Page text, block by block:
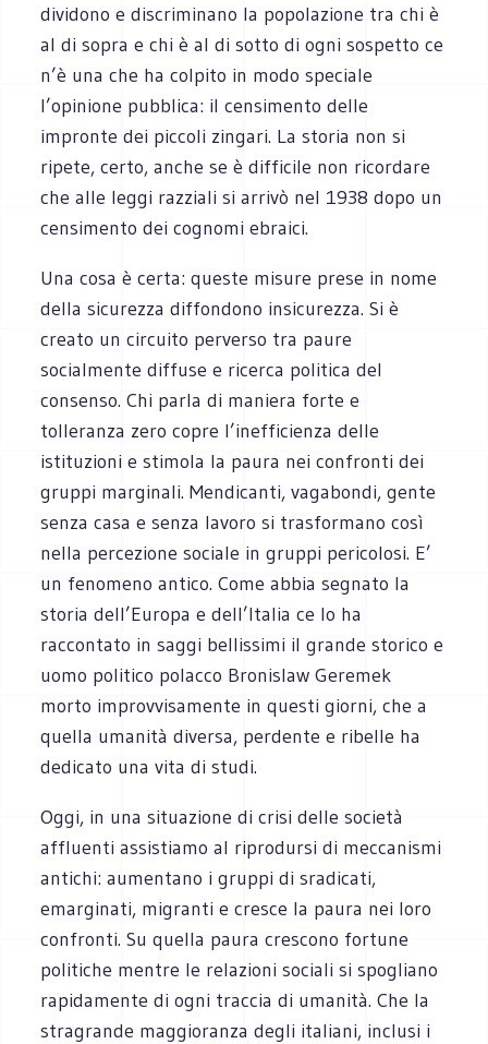
dividono e discriminano la popolazione tra chi è
al di sopra e chi è al di sotto di ogni sospetto ce
n’è una che ha colpito in modo speciale
l’opinione pubblica: il censimento delle
impronte dei piccoli zingari. La storia non si
ripete, certo, anche se è difficile non ricordare
che alle leggi razziali si arrivò nel 1938 dopo un
censimento dei cognomi ebraici.
Una cosa è certa: queste misure prese in nome
della sicurezza diffondono insicurezza. Si è
creato un circuito perverso tra paure
socialmente diffuse e ricerca politica del
consenso. Chi parla di maniera forte e
tolleranza zero copre l’inefficienza delle
istituzioni e stimola la paura nei confronti dei
gruppi marginali. Mendicanti, vagabondi, gente
senza casa e senza lavoro si trasformano così
nella percezione sociale in gruppi pericolosi. E’
un fenomeno antico. Come abbia segnato la
storia dell’Europa e dell’Italia ce lo ha
raccontato in saggi bellissimi il grande storico e
uomo politico polacco Bronislaw Geremek
morto improvvisamente in questi giorni, che a
quella umanità diversa, perdente e ribelle ha
dedicato una vita di studi.
Oggi, in una situazione di crisi delle società
affluenti assistiamo al riprodursi di meccanismi
antichi: aumentano i gruppi di sradicati,
emarginati, migranti e cresce la paura nei loro
confronti. Su quella paura crescono fortune
politiche mentre le relazioni sociali si spogliano
rapidamente di ogni traccia di umanità. Che la
stragrande maggioranza degli italiani, inclusi i